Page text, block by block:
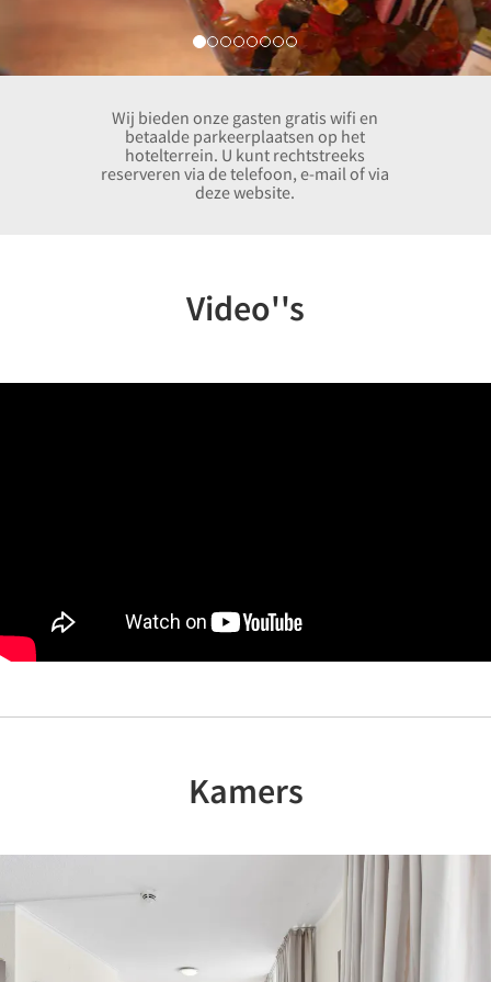
Wij bieden onze gasten gratis wifi en
betaalde parkeerplaatsen op het
hotelterrein. U kunt rechtstreeks
reserveren via de telefoon, e-mail of via
deze website.
Video''s
Kamers